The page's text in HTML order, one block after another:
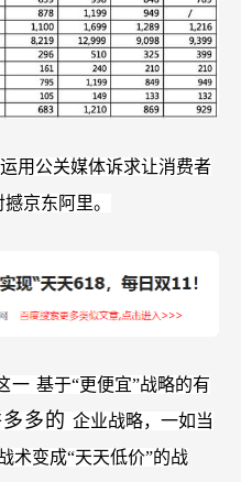
运用公关媒体诉求让消费者
京东阿里。
一 基于“更便宜”战略的有
多的 企业战略，一如当
术变成“天天低价”的战